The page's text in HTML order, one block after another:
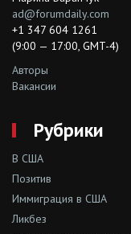
ad@forumdaily.com
+1 347 604 1261
(9:00 — 17:00, GMT-4)
Авторы
Вакансии
Рубрики
В США
Позитив
Иммиграция в США
Ликбез